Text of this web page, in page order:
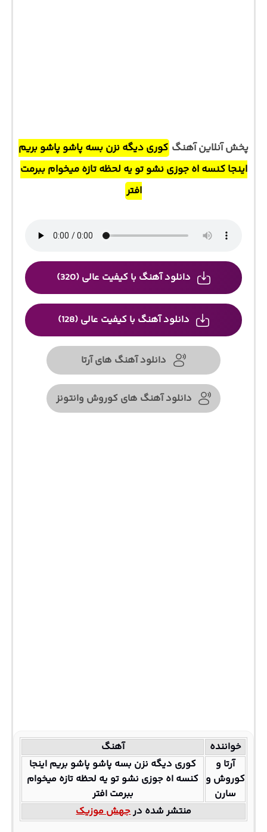
پخش آنلاین آهنگ کوری دیگه نزن بسه پاشو پاشو بریم
اینجا کنسه اه جوزی نشو تو یه لحظه تازه میخوام ببرمت
افتر
دانلود آهنگ با کیفیت عالی (320)
دانلود آهنگ با کیفیت عالی (128)
دانلود آهنگ های آرتا
دانلود آهنگ های کوروش وانتونز
خواننده
آهنگ
آرتا و
کوروش و
سارن
کوری دیگه نزن بسه پاشو پاشو بریم اینجا
کنسه اه جوزی نشو تو یه لحظه تازه میخوام
ببرمت افتر
منتشر شده درجهش موزیک